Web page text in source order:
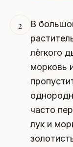
2
В
лёгкого
морковь
часто
лук и